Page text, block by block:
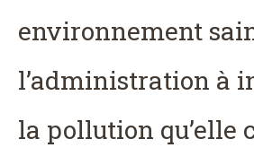
environnement
l’administration à
la pollution qu’elle